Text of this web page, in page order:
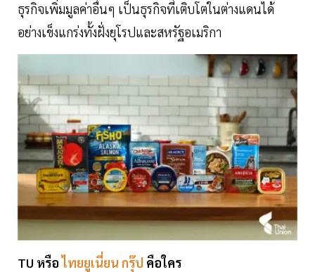
ธุรกิจเพิ่มมูลค่าอื่นๆ เป็นธุรกิจที่เติบโตในต่างแดนได้
อย่างเข็งแกร่งทั้งฝั่งยุโรปและสหรัฐอเมริกา
TU หรือไทยยูเนี่ยน กรุ๊ป คือใคร